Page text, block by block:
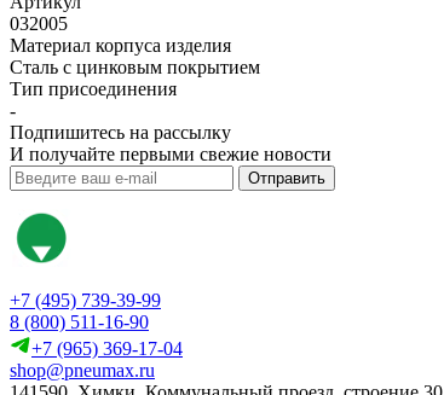
032005
Материал корпуса изделия
Сталь с цинковым покрытием
Тип присоединения
-
Подпишитесь на рассылку
И получайте первыми свежие новости
Отправить
+7 (495) 739-39-99
8 (800) 511-16-90
+7 (965) 369-17-04
shop@pneumax.ru